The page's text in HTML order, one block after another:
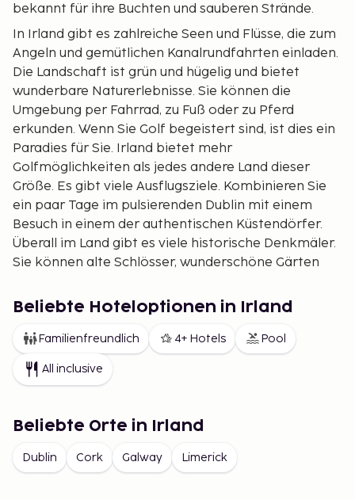
bekannt für ihre Buchten und sauberen Strände.
In Irland gibt es zahlreiche Seen und Flüsse, die zum
Angeln und gemütlichen Kanalrundfahrten einladen.
Die Landschaft ist grün und hügelig und bietet
wunderbare Naturerlebnisse. Sie können die
Umgebung per Fahrrad, zu Fuß oder zu Pferd
erkunden. Wenn Sie Golf begeistert sind, ist dies ein
Paradies für Sie. Irland bietet mehr
Golfmöglichkeiten als jedes andere Land dieser
Größe. Es gibt viele Ausflugsziele. Kombinieren Sie
ein paar Tage im pulsierenden Dublin mit einem
Besuch in einem der authentischen Küstendörfer.
Überall im Land gibt es viele historische Denkmäler.
Sie können alte Schlösser, wunderschöne Gärten
Eine Reise nach Irland ist wirklich ein Paradies für
Whiskey und Bier lieben.
Beliebte Hoteloptionen in Irland
Familienfreundlich 4+ Hotels Pool
All inclusive
Beliebte Orte in Irland
Dublin Cork Galway Limerick